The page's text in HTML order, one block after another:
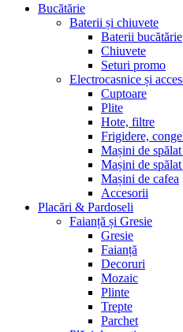
Bucătărie
Baterii și chiuvete
Baterii bucătărie
Chiuvete
Seturi promo
Electrocasnice și
Cuptoare
Plite
Hote, filtre
Frigidere,
Mașini de spălat
Mașini de
Mașini de cafea
Accesorii
Placări & Pardoseli
Faianță și Gresie
Gresie
Faianță
Decoruri
Mozaic
Plinte
Trepte
Parchet